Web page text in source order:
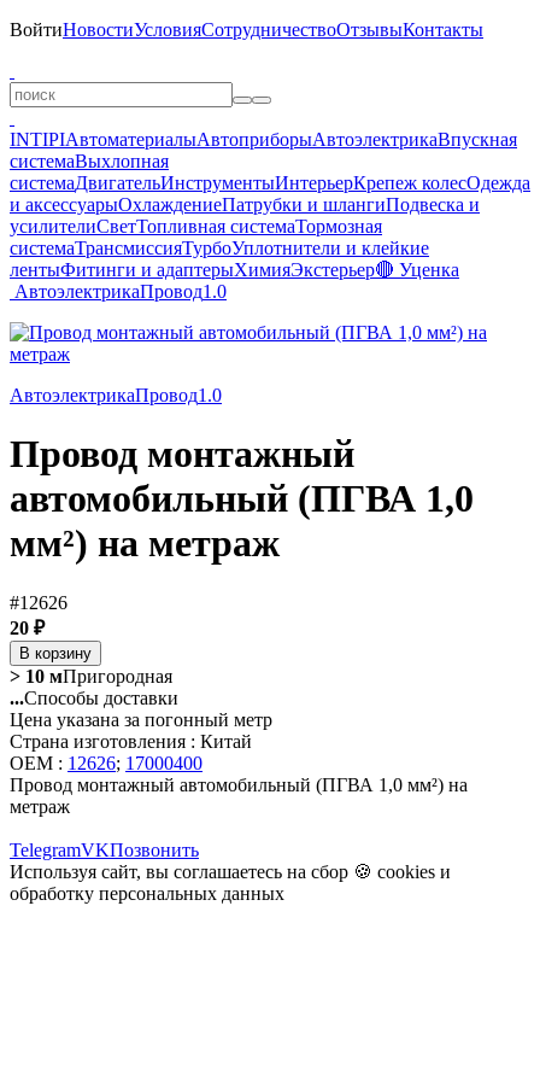
ВойтиНовостиУсловияСотрудничествоОтзывыКонтакты
INTIPIАвтоматериалыАвтоприборыАвтоэлектрикаВпускная
системаВыхлопная
системаДвигательИнструментыИнтерьерКрепеж колесОдежда
и аксессуарыОхлаждениеПатрубки и шлангиПодвеска и
усилителиСветТопливная системаТормозная
системаТрансмиссияТурбоУплотнители и клейкие
лентыФитинги и адаптерыХимияЭкстерьер🔴 Уценка
АвтоэлектрикаПровод1.0
АвтоэлектрикаПровод1.0
Провод монтажный
автомобильный (ПГВА 1,0
мм²) на метраж
#12626
20 ₽
В корзину
> 10 мПригородная
...Способы доставки
Цена указана за погонный метр
Страна изготовления : Китай
OEM : 12626; 17000400
Провод монтажный автомобильный (ПГВА 1,0 мм²) на
метраж
TelegramVKПозвонить
Используя сайт, вы соглашаетесь на сбор 🍪 cookies и
обработку персональных данных